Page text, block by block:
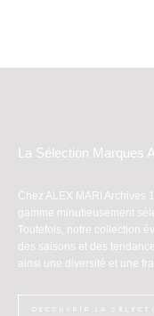
La Sélection Marques
Chez ALEX MARI Archives
gamme minutieusement
Toutefois, notre collection
des saisons et des
ainsi une diversité et une
DECOUVRIR LA